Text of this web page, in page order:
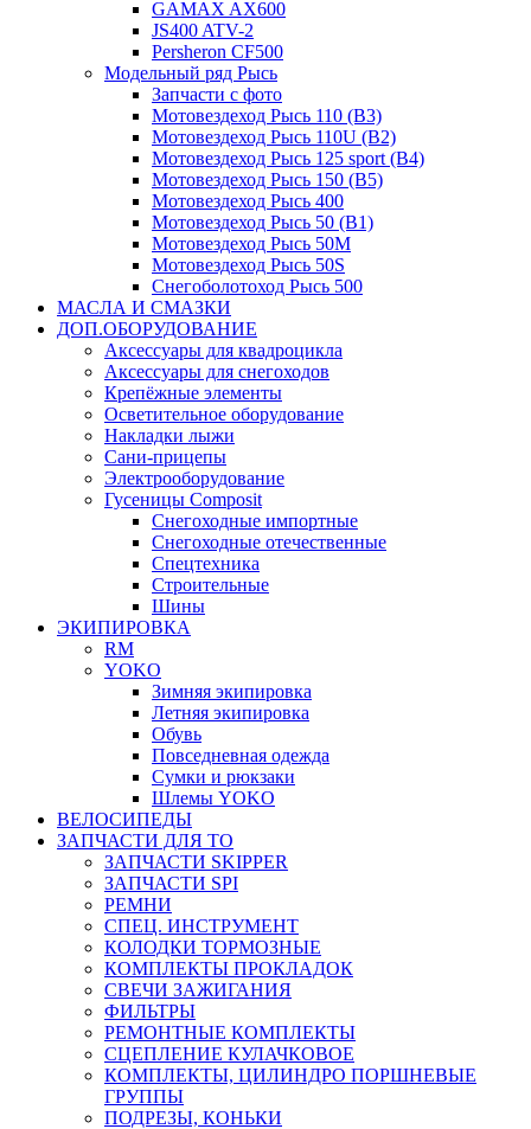
GAMAX AX600
JS400 ATV-2
Persheron CF500
Модельный ряд Рысь
Запчасти с фото
Мотовездеход Рысь 110 (B3)
Мотовездеход Рысь 110U (B2)
Мотовездеход Рысь 125 sport (B4)
Мотовездеход Рысь 150 (B5)
Мотовездеход Рысь 400
Мотовездеход Рысь 50 (B1)
Мотовездеход Рысь 50M
Мотовездеход Рысь 50S
Снегоболотоход Рысь 500
МАСЛА И СМАЗКИ
ДОП.ОБОРУДОВАНИЕ
Аксессуары для квадроцикла
Аксессуары для снегоходов
Крепёжные элементы
Осветительное оборудование
Накладки лыжи
Сани-прицепы
Электрооборудование
Гусеницы Composit
Снегоходные импортные
Снегоходные отечественные
Спецтехника
Строительные
Шины
ЭКИПИРОВКА
RM
YOKO
Зимняя экипировка
Летняя экипировка
Обувь
Повседневная одежда
Сумки и рюкзаки
Шлемы YOKO
ВЕЛОСИПЕДЫ
ЗАПЧАСТИ ДЛЯ ТО
ЗАПЧАСТИ SKIPPER
ЗАПЧАСТИ SPI
РЕМНИ
СПЕЦ. ИНСТРУМЕНТ
КОЛОДКИ ТОРМОЗНЫЕ
КОМПЛЕКТЫ ПРОКЛАДОК
СВЕЧИ ЗАЖИГАНИЯ
ФИЛЬТРЫ
РЕМОНТНЫЕ КОМПЛЕКТЫ
СЦЕПЛЕНИЕ КУЛАЧКОВОЕ
КОМПЛЕКТЫ, ЦИЛИНДРО ПОРШНЕВЫЕ
ГРУППЫ
ПОДРЕЗЫ, КОНЬКИ